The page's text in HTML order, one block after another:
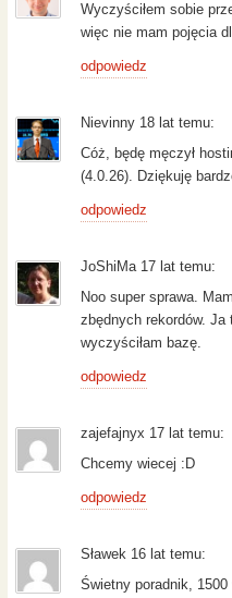
Wyczyściłem sobie
więc nie mam pojęcia
odpowiedz
Nievinny 18 lat temu:
Cóż, będę męczył
(4.0.26). Dziękuję
odpowiedz
JoShiMa 17 lat temu:
Noo super sprawa.
zbędnych rekordów.
wyczyściłam bazę.
odpowiedz
zajefajnyx 17 lat temu:
Chcemy wiecej :D
odpowiedz
Sławek 16 lat temu:
Świetny poradnik,